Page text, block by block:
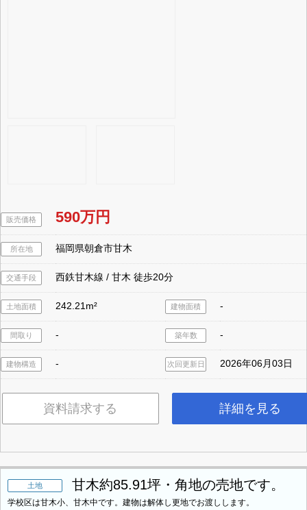
販売価格 590万円
所在地 福岡県朝倉市甘木
交通手段 西鉄甘木線 / 甘木 徒歩20分
土地面積 242.21m² 建物面積 -
間取り - 築年数 -
建物構造 - 次回更新日 2026年06月03日
資料請求する 詳細を見る
土地 甘木約85.91坪・角地の売地です。
学校区は甘木小、甘木中です。建物は解体し更地でお渡しします。